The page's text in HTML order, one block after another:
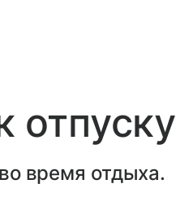
отпуску
время отдыха.